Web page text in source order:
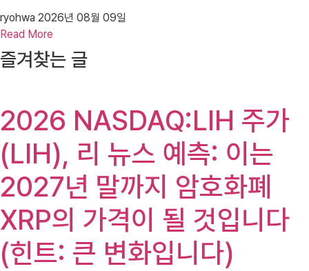
ryohwa 2026년 08월 09일
Read More
즐겨찾는 글
2026 NASDAQ:LIH 주가
(LIH), 리 뉴스 예측: 이는
2027년 말까지 암호화폐
XRP의 가격이 될 것입니다
(힌트: 큰 변화입니다)